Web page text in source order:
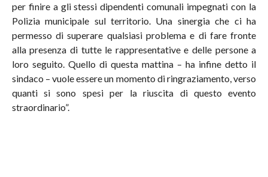
per finire a gli stessi dipendenti comunali impegnati con la
Polizia municipale sul territorio. Una sinergia che ci ha
permesso di superare qualsiasi problema e di fare fronte
alla presenza di tutte le rappresentative e delle persone a
loro seguito. Quello di questa mattina – ha infine detto il
sindaco – vuole essere un momento di ringraziamento, verso
quanti si sono spesi per la riuscita di questo evento
straordinario”.